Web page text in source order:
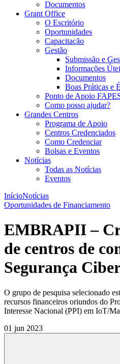
Documentos
Grant Office
O Escritório
Oportunidades
Capacitação
Gestão
Submissão e
Informações
Documentos
Boas Práticas e
Ponto de Apoio
Como posso ajudar?
Grandes Centros
Programa de Apoio
Centros Credenciados
Como Credenciar
Bolsas e Eventos
Notícias
Todas as Notícias
Eventos
InícioNotícias
Oportunidades de Financiamento
EMBRAPII –
de centros de
Segurança
O grupo de pesquisa selecionado
recursos financeiros oriundos do
Interesse Nacional (PPI) em IoT/
01 jun 2023